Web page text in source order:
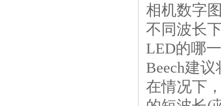
相机数字
不同波长
LED的哪
Beech建
在情况下